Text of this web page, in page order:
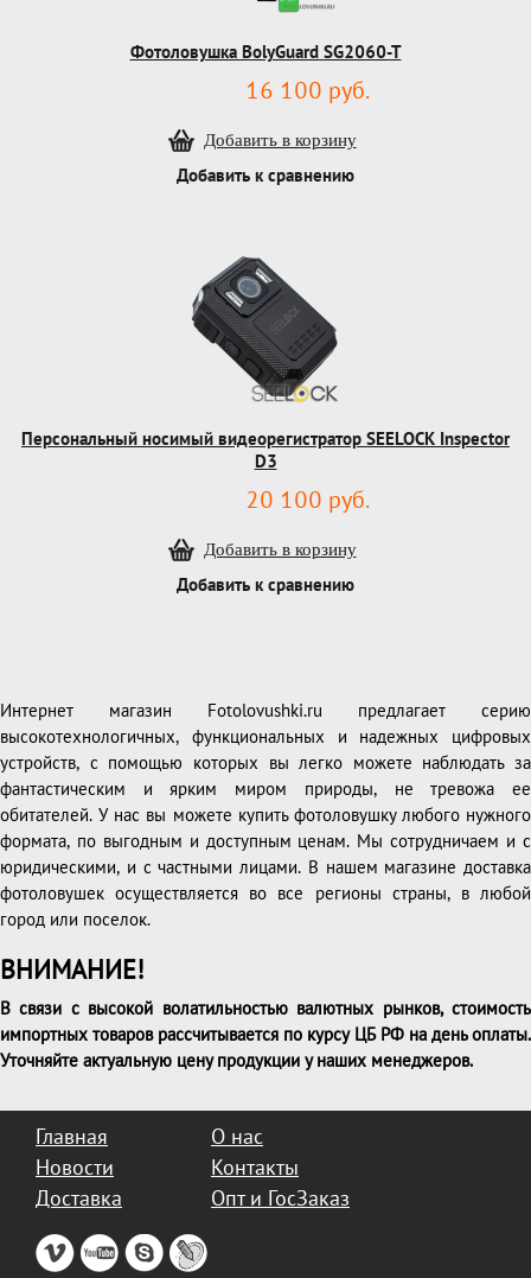
Фотоловушка BolyGuard SG2060-T
16 100 руб.
Добавить к сравнению
Персональный носимый видеорегистратор SEELOCK Inspector
D3
20 100 руб.
Добавить к сравнению
Интернет магазин Fotolovushki.ru предлагает серию
высокотехнологичных, функциональных и надежных цифровых
устройств, с помощью которых вы легко можете наблюдать за
фантастическим и ярким миром природы, не тревожа ее
обитателей. У нас вы можете купить фотоловушку любого нужного
формата, по выгодным и доступным ценам. Мы сотрудничаем и с
юридическими, и с частными лицами. В нашем магазине доставка
фотоловушек осуществляется во все регионы страны, в любой
город или поселок.
ВНИМАНИЕ!
В связи с высокой волатильностью валютных рынков, стоимость
импортных товаров рассчитывается по курсу ЦБ РФ на день оплаты.
Уточняйте актуальную цену продукции у наших менеджеров.
Главная
Новости
Доставка
О нас
Контакты
Опт и ГосЗаказ